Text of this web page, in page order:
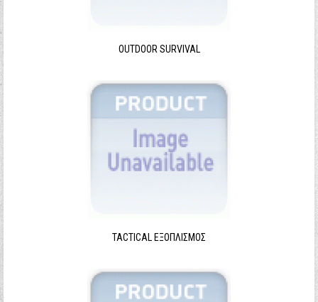
OUTDOOR SURVIVAL
TACTICAL ΕΞΟΠΛΙΣΜΌΣ